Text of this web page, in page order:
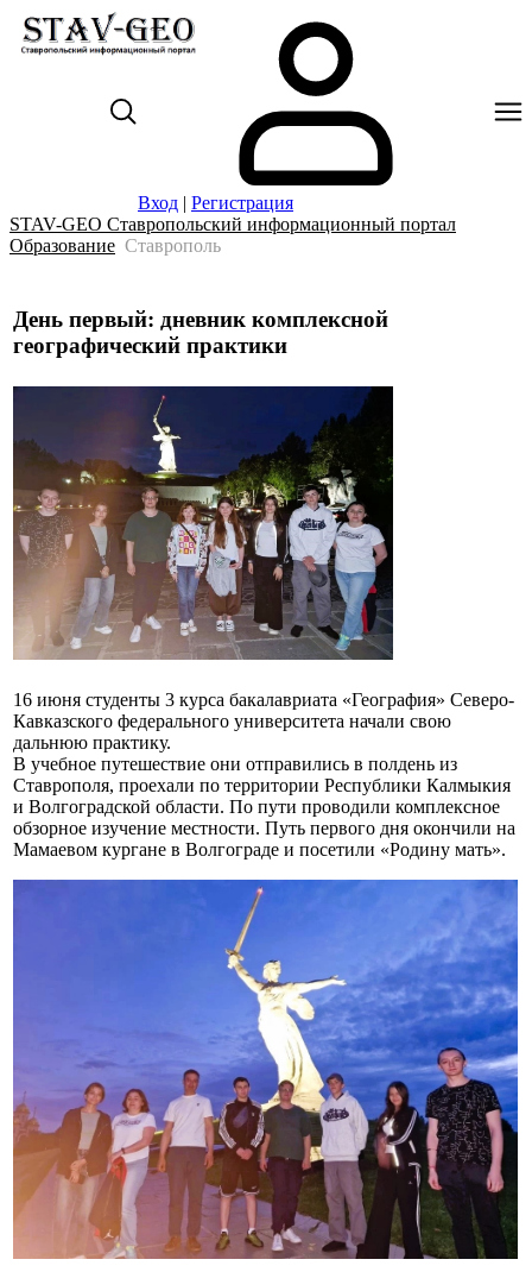
Вход | Регистрация
STAV-GEO Ставропольский информационный портал
Образование Ставрополь
День первый: дневник комплексной
географический практики
16 июня студенты 3 курса бакалавриата «География» Северо-
Кавказского федерального университета начали свою
дальнюю практику.
В учебное путешествие они отправились в полдень из
Ставрополя, проехали по территории Республики Калмыкия
и Волгоградской области. По пути проводили комплексное
обзорное изучение местности. Путь первого дня окончили на
Мамаевом кургане в Волгограде и посетили «Родину мать».